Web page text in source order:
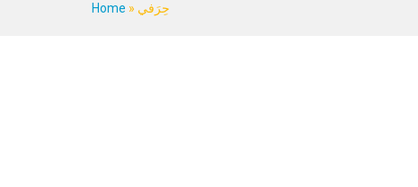
Home » حِرَفي